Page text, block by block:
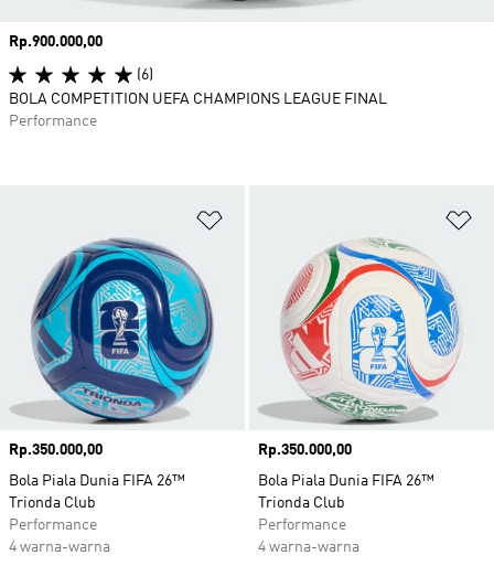
Harga
Rp.350.000,00
Bola Piala Dunia FIFA 26™
Trionda Club
Performance
4 warna-warna
Harga
Rp.350.000,00
Bola Piala Dunia FIFA 26™
Trionda Club
Performance
4 warna-warna
Harga
Rp.900.000,00
(6)
BOLA COMPETITION UEFA CHAMPIONS LEAGUE FINAL
Performance